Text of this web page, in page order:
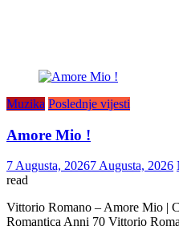
Muzika Poslednje vijesti
Amore Mio !
7 Augusta, 20267 Augusta, 2026
read
Vittorio Romano – Amore Mio |
Romantica Anni 70 Vittorio